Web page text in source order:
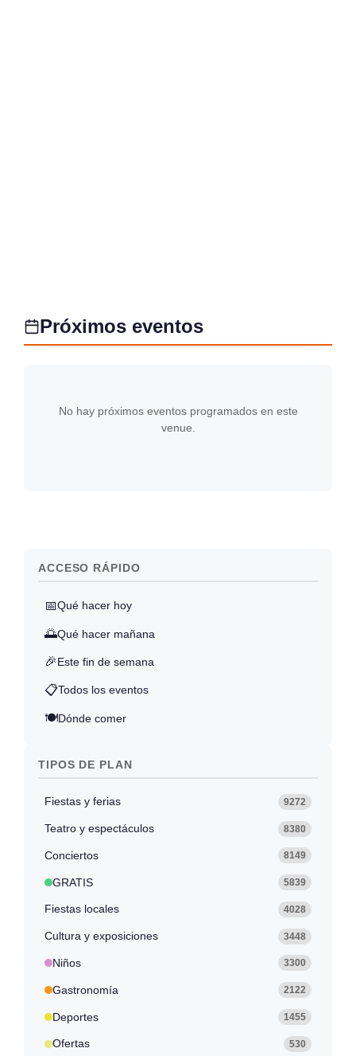
Próximos eventos
No hay próximos eventos programados en este
venue.
ACCESO RÁPIDO
📅Qué hacer hoy
🌅Qué hacer mañana
🎉Este fin de semana
📋Todos los eventos
🍽️Dónde comer
TIPOS DE PLAN
Fiestas y ferias 9272
Teatro y espectáculos 8380
Conciertos 8149
GRATIS 5839
Fiestas locales 4028
Cultura y exposiciones 3448
Niños 3300
Gastronomía 2122
Deportes 1455
Ofertas 530